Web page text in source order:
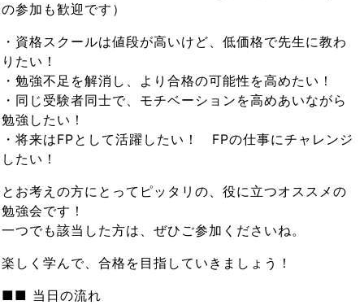
の参加も歓迎です）
・資格スクールは値段が高いけど、低価格で先生に教わ
りたい！
・勉強不足を解消し、より合格の可能性を高めたい！
・同じ受験者同士で、モチベーションを高めあいながら
勉強したい！
・将来はFPとして活躍したい！ FPの仕事にチャレンジ
したい！
とお考えの方にとってピッタリの、役に立つオススメの
勉強会です！
一つでも該当した方は、ぜひご参加くださいね。
楽しく学んで、合格を目指していきましょう！
■■ 当日の流れ